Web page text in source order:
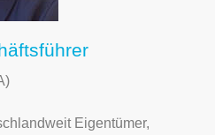
Eigentümer,